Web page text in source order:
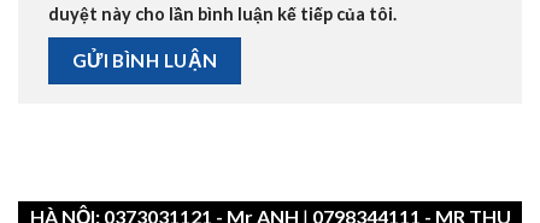
HÀ NỘI: 0373031121 - Mr ANH | 0798344111 - MR THU
duyệt này cho lần bình luận kế tiếp của tôi.